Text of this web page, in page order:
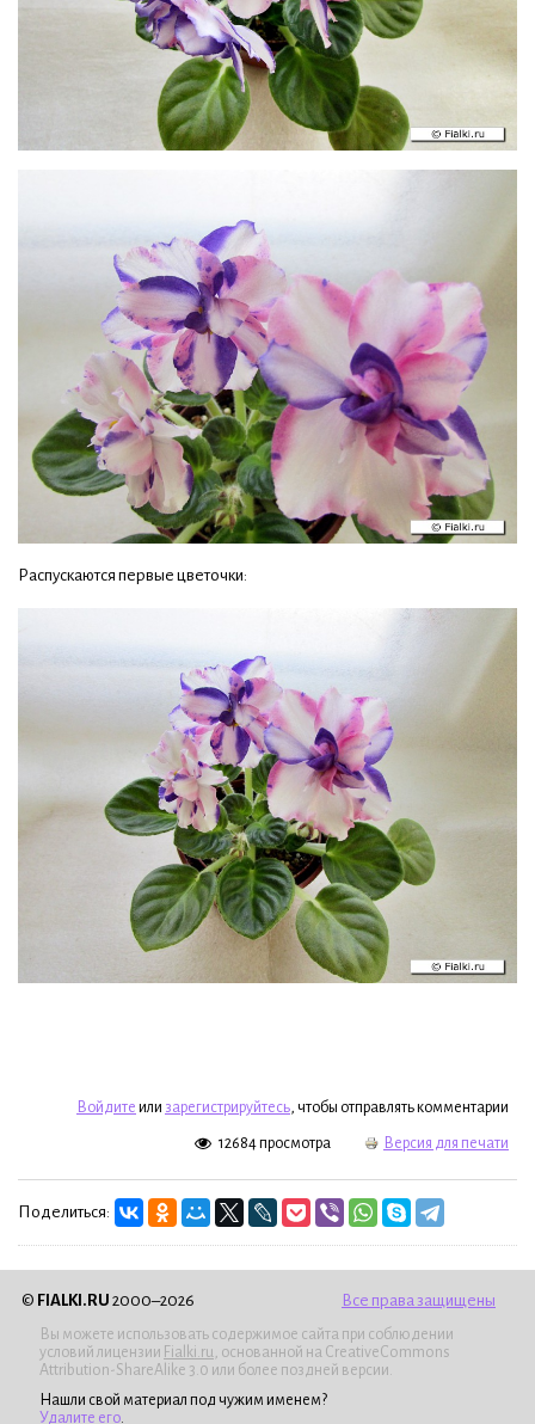
Распускаются первые цветочки:
Войдите или зарегистрируйтесь, чтобы отправлять комментарии
12684 просмотра Версия для печати
Поделиться:
© FIALKI.RU 2000–2026 Все права защищены
Вы можете использовать содержимое сайта при соблюдении
условий лицензии Fialki.ru , основанной на CreativeCommons
Attribution-ShareAlike 3.0 или более поздней версии.
Нашли свой материал под чужим именем?
Удалите его